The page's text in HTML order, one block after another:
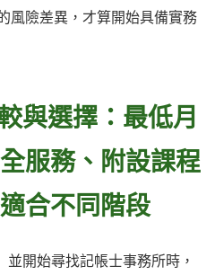
風險差異，才算開始具備實務
與選擇：最低月
服務、附設課程
合不同階段
開始尋找記帳士事務所時，